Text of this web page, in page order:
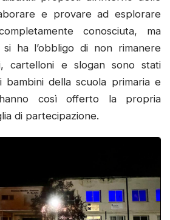
e provare ad esplorare
conosciuta, ma
ha l’obbligo di non rimanere
cartelloni e slogan sono stati
bambini della scuola primaria e
hanno così offerto la propria
di partecipazione.